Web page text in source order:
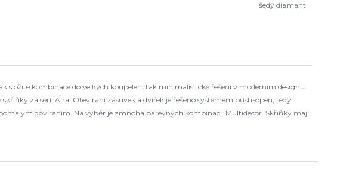
šedý diamant
kombinace do velkých koupelen, tak minimalistické řešení v moderním designu.
za sérií Aira. Otevírání zásuvek a dvířek je řešeno systémem push-open, tedy
dovíráním. Na výběr je zmnoha barevných kombinací, Multidecor. Skříňky mají